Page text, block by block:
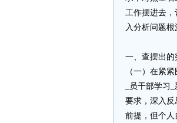
工作摆进去
入分析问题
一、查摆出的
（一）在紧
_员干部学
要求，深入反
前提，但个人